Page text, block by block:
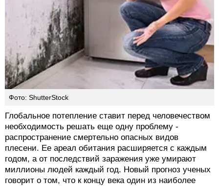
Фото: ShutterStock
Глобальное потепление ставит перед человечеством
необходимость решать еще одну проблему -
распространение смертельно опасных видов
плесени. Ее ареал обитания расширяется с каждым
годом, а от последствий заражения уже умирают
миллионы людей каждый год. Новый прогноз ученых
говорит о том, что к концу века один из наиболее